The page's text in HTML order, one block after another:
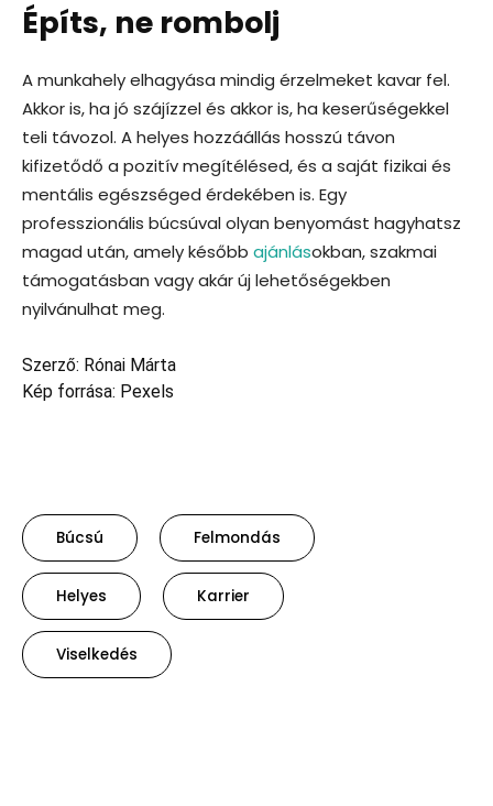
Építs, ne rombolj
A munkahely elhagyása mindig érzelmeket kavar fel.
Akkor is, ha jó szájízzel és akkor is, ha keserűségekkel
teli távozol. A helyes hozzáállás hosszú távon
kifizetődő a pozitív megítélésed, és a saját fizikai és
mentális egészséged érdekében is. Egy
professzionális búcsúval olyan benyomást hagyhatsz
magad után, amely később ajánlásokban, szakmai
támogatásban vagy akár új lehetőségekben
nyilvánulhat meg.
Szerző: Rónai Márta
Kép forrása: Pexels
Búcsú Felmondás
Helyes Karrier
Viselkedés